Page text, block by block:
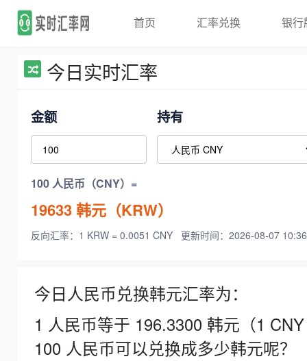
首页 汇率兑换 银行
今日实时汇率
金额 持有
100 人民币（CNY）=
19633韩元（KRW）
反向汇率：1 KRW = 0.0051 CNY 更新时间：2026-08-07
今日人民币兑换韩元汇率为：
1 人民币等于 196.3300 韩元（1
100 人民币可以兑换成多少韩元呢？